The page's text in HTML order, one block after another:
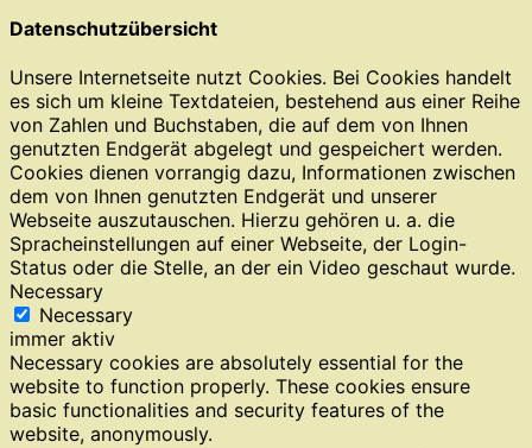
Datenschutzübersicht
Unsere Internetseite nutzt Cookies. Bei Cookies handelt
es sich um kleine Textdateien, bestehend aus einer Reihe
von Zahlen und Buchstaben, die auf dem von Ihnen
genutzten Endgerät abgelegt und gespeichert werden.
Cookies dienen vorrangig dazu, Informationen zwischen
dem von Ihnen genutzten Endgerät und unserer
Webseite auszutauschen. Hierzu gehören u. a. die
Spracheinstellungen auf einer Webseite, der Login-
Status oder die Stelle, an der ein Video geschaut wurde.
Necessary
Necessary
immer aktiv
Necessary cookies are absolutely essential for the
website to function properly. These cookies ensure
basic functionalities and security features of the
website, anonymously.